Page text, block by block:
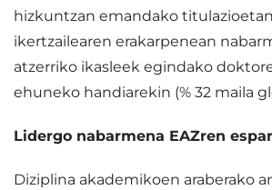
hizkuntzan emandako
ikertzailearen erakarpenean
atzerriko ikasleek egindako
ehuneko handiarekin (% 32 maila
Lidergo nabarmena EAZren
Diziplina akademikoen araberako